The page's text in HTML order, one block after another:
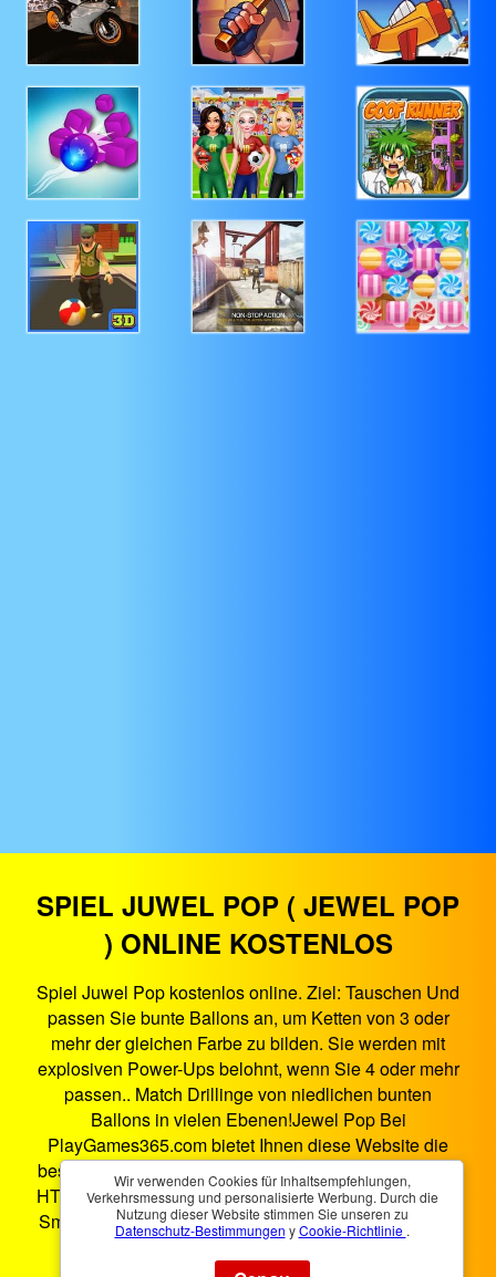
SPIEL JUWEL POP ( JEWEL POP
) ONLINE KOSTENLOS
Spiel Juwel Pop kostenlos online. Ziel: Tauschen Und
passen Sie bunte Ballons an, um Ketten von 3 oder
mehr der gleichen Farbe zu bilden. Sie werden mit
explosiven Power-Ups belohnt, wenn Sie 4 oder mehr
passen.. Match Drillinge von niedlichen bunten
Ballons in vielen Ebenen!Jewel Pop Bei
PlayGames365.com bietet Ihnen diese Website die
beste Spielunterhaltung im Browser. Juwel Pop ist ein
HTML5-Spiel, das auf Smartphones, Tablets, PCs und
Smart-TVs funktioniert. Sie können Juwel Pop überall
und jederzeit spielen.
Wir verwenden Cookies für Inhaltsempfehlungen,
Verkehrsmessung und personalisierte Werbung. Durch die
Nutzung dieser Website stimmen Sie unseren zu
Datenschutz-Bestimmungen yCookie-Richtlinie .